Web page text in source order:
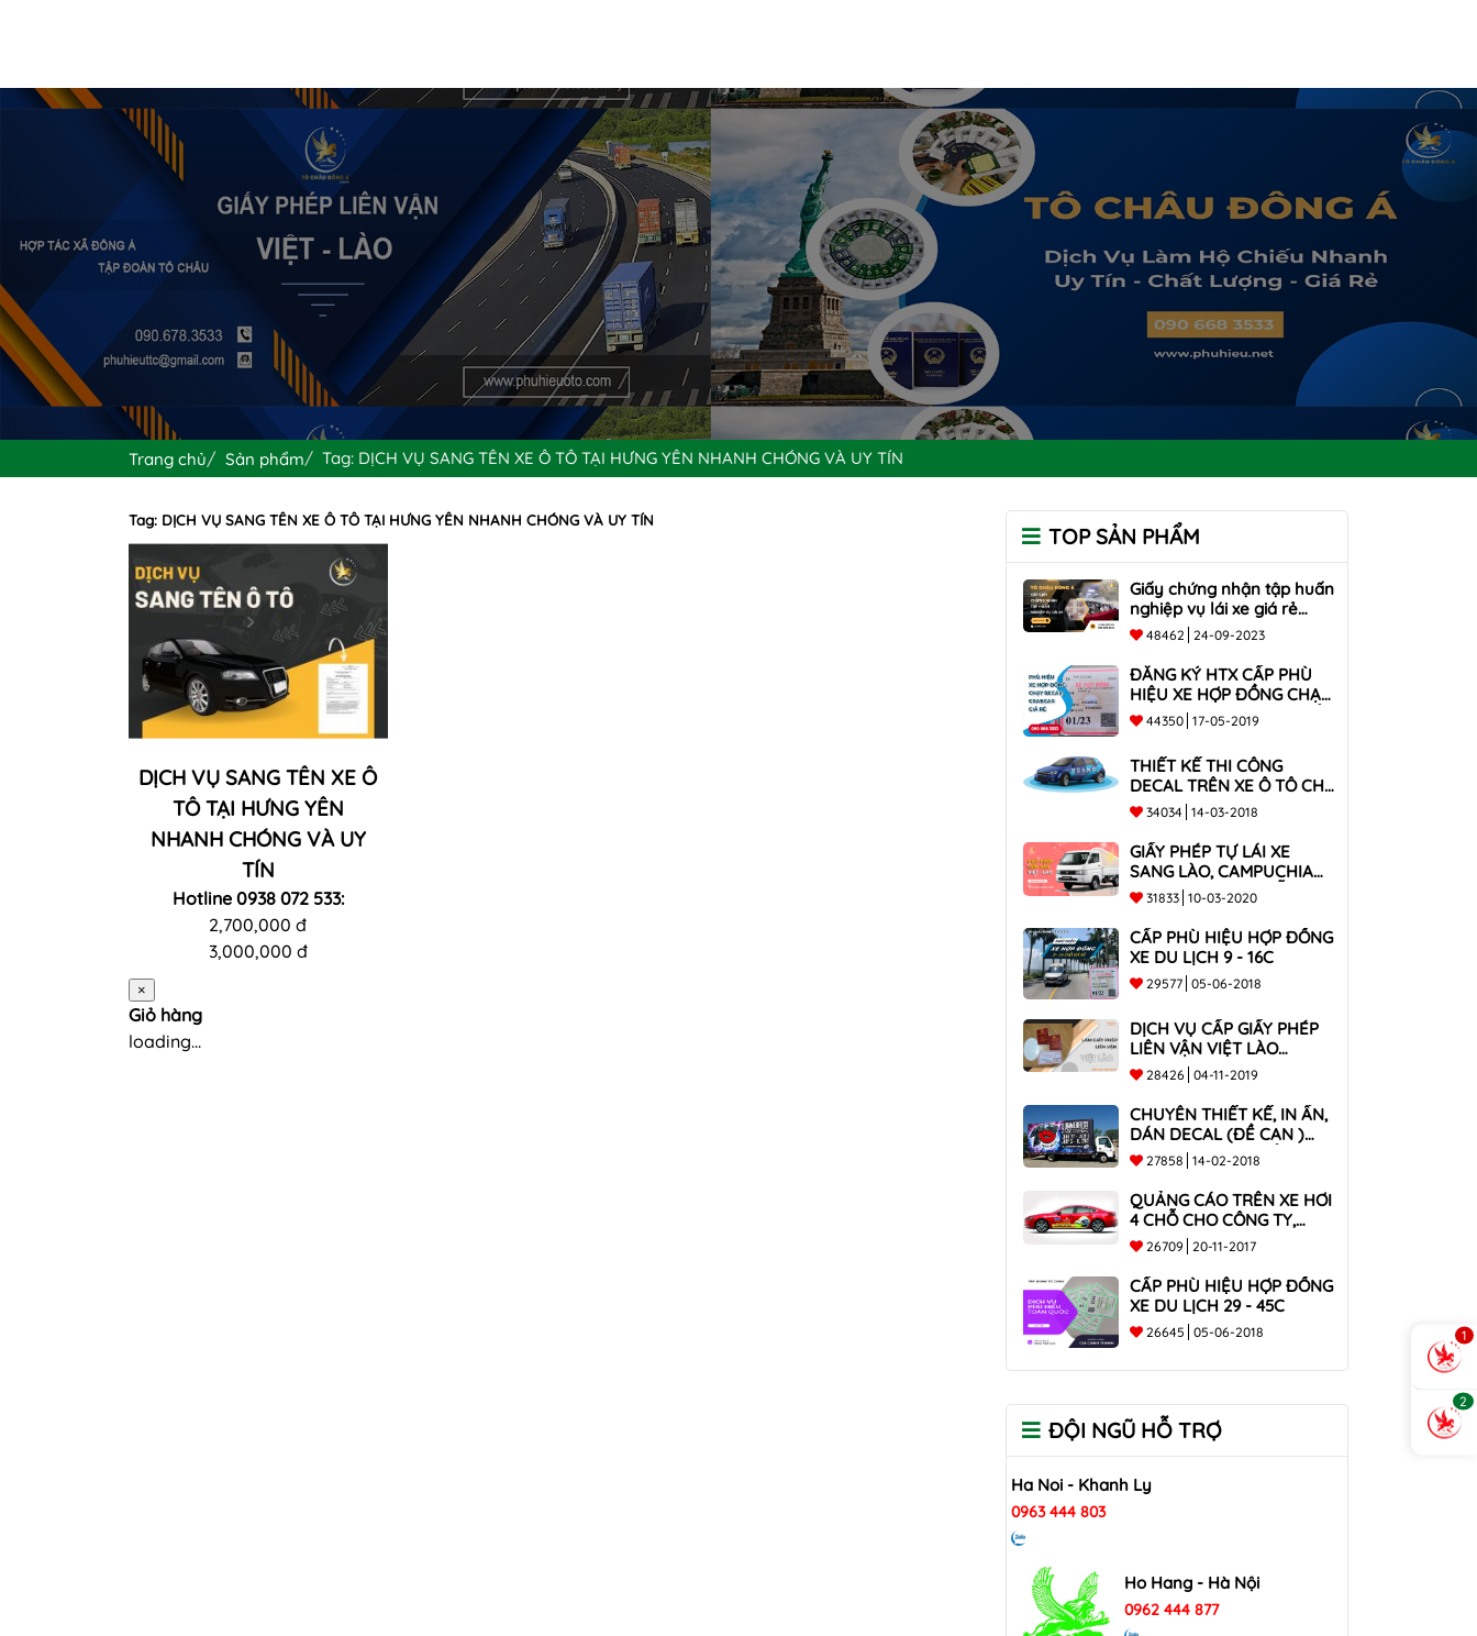
Trang chủ Sản phẩm Tag: DỊCH VỤ SANG TÊN XE Ô TÔ TẠI HƯNG YÊN NHANH CHÓNG VÀ UY TÍN
Tag: DỊCH VỤ SANG TÊN XE Ô TÔ TẠI HƯNG YÊN NHANH CHÓNG VÀ UY TÍN
DỊCH VỤ SANG TÊN XE Ô
TÔ TẠI HƯNG YÊN
NHANH CHÓNG VÀ UY
TÍN
Hotline 0938 072 533:
2,700,000 đ
3,000,000 đ
×
Giỏ hàng
loading...
TOP SẢN PHẨM
Giấy chứng nhận tập huấn
nghiệp vụ lái xe giá rẻ
toàn quốc
48462 24-09-2023
ĐĂNG KÝ HTX CẤP PHÙ
HIỆU XE HỢP ĐỒNG CHẠY
BECAR, GRABCAR GIÁ RẺ
NHẤT
44350 17-05-2019
THIẾT KẾ THI CÔNG
DECAL TRÊN XE Ô TÔ CHO
CÔNG TY
34034 14-03-2018
GIẤY PHÉP TỰ LÁI XE
SANG LÀO, CAMPUCHIA
CHO XE DƯỚI 9 CHỖ VÀ
XE BÁN TẢI
31833 10-03-2020
CẤP PHÙ HIỆU HỢP ĐỒNG
XE DU LỊCH 9 - 16C
29577 05-06-2018
DỊCH VỤ CẤP GIẤY PHÉP
LIÊN VẬN VIỆT LÀO
NHANH CHÓNG , UY TÍN
TOÀN QUỐC
28426 04-11-2019
CHUYÊN THIẾT KẾ, IN ẤN,
DÁN DECAL (ĐỀ CAN )
TRÊN THÙNG XE TẢI CHO
CÔNG TY
27858 14-02-2018
QUẢNG CÁO TRÊN XE HƠI
4 CHỖ CHO CÔNG TY,
DOANH NGHIỆP
26709 20-11-2017
CẤP PHÙ HIỆU HỢP ĐỒNG
XE DU LỊCH 29 - 45C
26645 05-06-2018
ĐỘI NGŨ HỖ TRỢ
Ha Noi - Khanh Ly
0963 444 803
Ho Hang - Hà Nội
0962 444 877
1
2